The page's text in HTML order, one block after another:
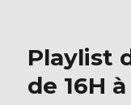
Playlist
de 16H à